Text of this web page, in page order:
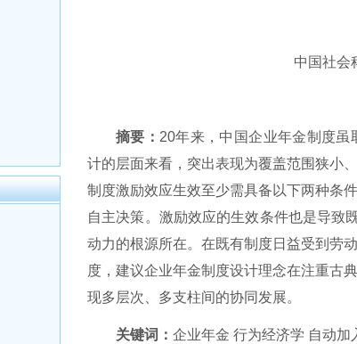
中国社会
摘要： 20年来，中国企业年金制度
计的层面来看，突出表现为覆盖范围狭小、
制度激励效应生效至少需具备以下两种条
自主决策。激励效应的生效条件也是导致
动力的根源所在。在既有制度日益受到劳
度，建议企业年金制度设计理念在注重古
现多层次、多支柱间的协同发展。
关键词：企业年金 行为经济学 自动